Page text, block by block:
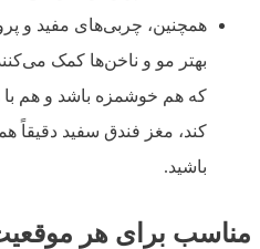
همچنین، چربی‌های مفید و
بهتر مو و ناخن‌ها کمک
که هم خوشمزه باشد و هم
کند، مغز فندق سفید دقیقاً
باشید.
مناسب برای هر